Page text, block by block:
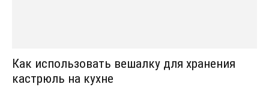
Как использовать вешалку для хранения
кастрюль на кухне